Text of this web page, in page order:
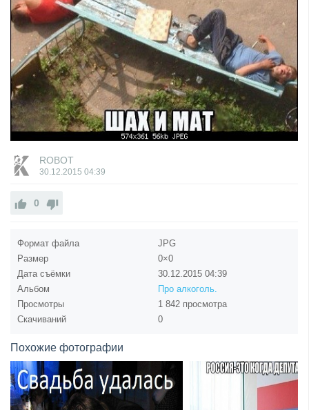
ROBOT
30.12.2015 04:39
0
Формат файла
JPG
Размер
0×0
Дата съёмки
30.12.2015 04:39
Альбом
Про алкоголь.
Просмотры
1 842 просмотра
Скачиваний
0
Похожие фотографии